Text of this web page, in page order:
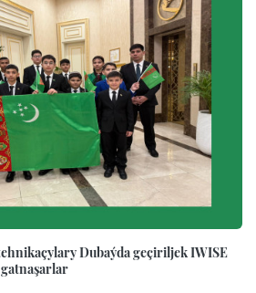
Dubaýda geçiriljek IWISE